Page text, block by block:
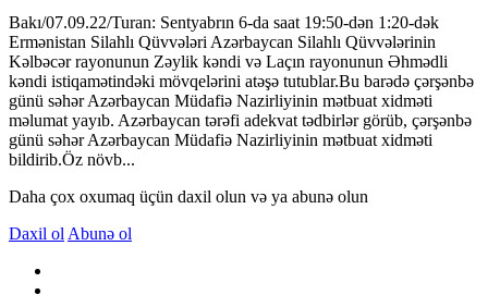
Bakı/07.09.22/Turan: Sentyabrın 6-da saat 19:50-dən 1:20-dək
Ermənistan Silahlı Qüvvələri Azərbaycan Silahlı Qüvvələrinin
Kəlbəcər rayonunun Zəylik kəndi və Laçın rayonunun Əhmədli
kəndi istiqamətindəki mövqelərini atəşə tutublar.Bu barədə çərşənbə
günü səhər Azərbaycan Müdafiə Nazirliyinin mətbuat xidməti
məlumat yayıb. Azərbaycan tərəfi adekvat tədbirlər görüb, çərşənbə
günü səhər Azərbaycan Müdafiə Nazirliyinin mətbuat xidməti
bildirib.Öz növb...
Daha çox oxumaq üçün daxil olun və ya abunə olun
Daxil ol Abunə ol